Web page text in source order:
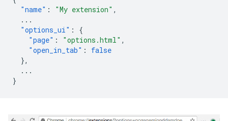
"name" : "My extension" ,
...
"options_ui" :
{
"page" : "options.html" ,
"open_in_tab" :
false
},
...
}